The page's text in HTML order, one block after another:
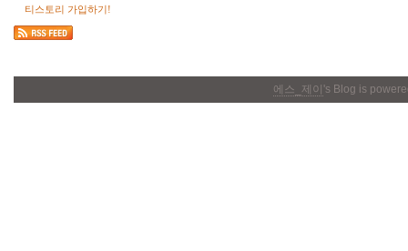
티스토리 가입하기!
에스_제이 's Blog is